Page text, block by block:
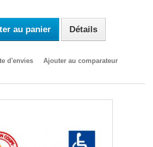
au panier Détails
d'envies Ajouter au comparateur